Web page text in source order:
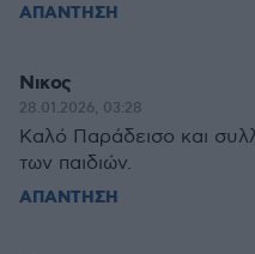
ΑΠΑΝΤΗΣΗ
Νικος
28.01.2026, 03:28
Καλό Παράδεισο και
των παιδιών.
ΑΠΑΝΤΗΣΗ